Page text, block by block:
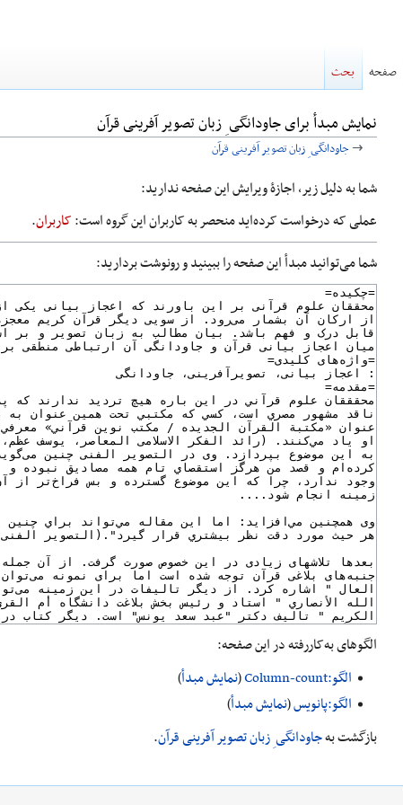
نمایش مبدأ برای جاودانگی ِ زبان تصویر آفرینی قرآن
→جاودانگی ِ زبان تصویر آفرینی قرآن
پرش
به
ناوبری
پرش
به
جستجو
شما به دلیل زیر، اجازهٔ ویرایش این صفحه ندارید:
عملی که درخواست کرده‌اید منحصر به کاربران این گروه است:کاربران.
شما می‌توانید مبدأ این صفحه را ببینید و رونوشت بردارید:
الگوهای به‌کاررفته در این صفحه:
الگو:Column-count
(نمایش مبدأ)
الگو:پانویس(نمایش مبدأ)
بازگشت بهجاودانگی ِ زبان تصویر آفرینی قرآن.
صفحه بحث